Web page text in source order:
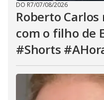
DO R7/07/08/2026
Roberto
com o filho de
#Shorts